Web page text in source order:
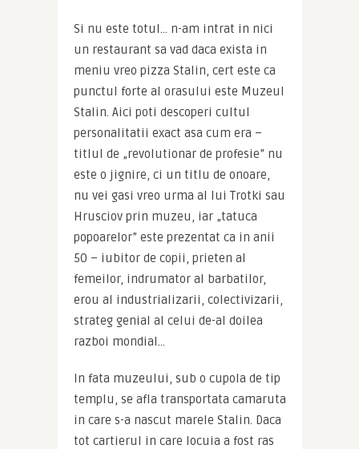
Si nu este totul… n-am intrat in nici
un restaurant sa vad daca exista in
meniu vreo pizza Stalin, cert este ca
punctul forte al orasului este Muzeul
Stalin. Aici poti descoperi cultul
personalitatii exact asa cum era –
titlul de „revolutionar de profesie” nu
este o jignire, ci un titlu de onoare,
nu vei gasi vreo urma al lui Trotki sau
Hrusciov prin muzeu, iar „tatuca
popoarelor” este prezentat ca in anii
50 – iubitor de copii, prieten al
femeilor, indrumator al barbatilor,
erou al industrializarii, colectivizarii,
strateg genial al celui de-al doilea
razboi mondial…
In fata muzeului, sub o cupola de tip
templu, se afla transportata camaruta
in care s-a nascut marele Stalin. Daca
tot cartierul in care locuia a fost ras